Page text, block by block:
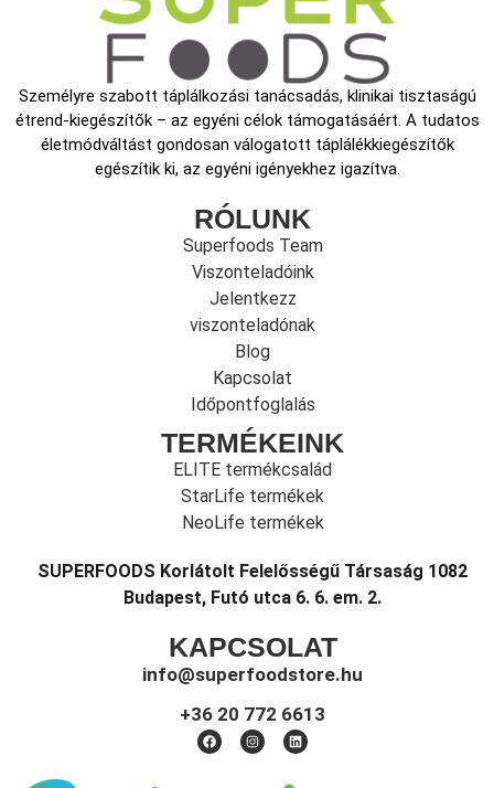
Személyre szabott táplálkozási tanácsadás, klinikai tisztaságú
étrend-kiegészítők – az egyéni célok támogatásáért. A tudatos
életmódváltást gondosan válogatott táplálékkiegészítők
egészítik ki, az egyéni igényekhez igazítva.
RÓLUNK
Superfoods Team
Viszonteladóink
Jelentkezz
viszonteladónak
Blog
Kapcsolat
Időpontfoglalás
TERMÉKEINK
ELITE termékcsalád
StarLife termékek
NeoLife termékek
SUPERFOODS Korlátolt Felelősségű Társaság 1082
Budapest, Futó utca 6. 6. em. 2.
KAPCSOLAT
info@superfoodstore.hu
+36 20 772 6613